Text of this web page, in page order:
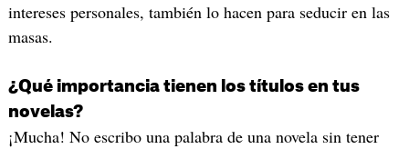
intereses personales, también lo hacen para seducir en las
masas.
¿Qué importancia tienen los títulos en tus
novelas?
¡Mucha! No escribo una palabra de una novela sin tener